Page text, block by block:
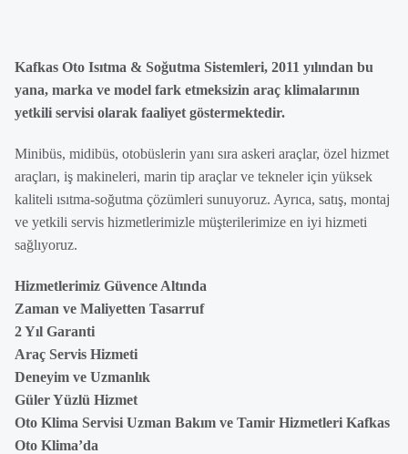
Kafkas Oto Isıtma & Soğutma Sistemleri, 2011 yılından bu
yana, marka ve model fark etmeksizin araç klimalarının
yetkili servisi olarak faaliyet göstermektedir.
Minibüs, midibüs, otobüslerin yanı sıra askeri araçlar, özel hizmet
araçları, iş makineleri, marin tip araçlar ve tekneler için yüksek
kaliteli ısıtma-soğutma çözümleri sunuyoruz. Ayrıca, satış, montaj
ve yetkili servis hizmetlerimizle müşterilerimize en iyi hizmeti
sağlıyoruz.
Hizmetlerimiz Güvence Altında
Zaman ve Maliyetten Tasarruf
2 Yıl Garanti
Araç Servis Hizmeti
Deneyim ve Uzmanlık
Güler Yüzlü Hizmet
Oto Klima Servisi Uzman Bakım ve Tamir Hizmetleri Kafkas
Oto Klima’da